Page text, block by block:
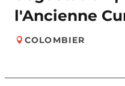
l'Ancienne
COLOMBIER